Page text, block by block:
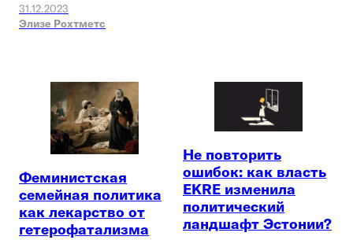
31.12.2023
Элизе Рохтметс
Феминистская
семейная политика
как лекарство от
гетерофатализма
Не повторить
ошибок: как власть
EKRE изменила
политический
ландшафт Эстонии?